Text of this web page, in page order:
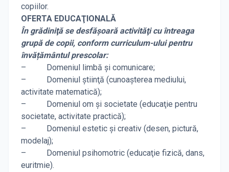
copiilor.
OFERTA EDUCAŢIONALĂ
În grădiniţă se desfăşoară activităţi cu întreaga
grupă de copii, conform curriculum-ului pentru
învățământul prescolar:
– Domeniul limbă şi comunicare;
– Domeniul ştiinţă (cunoaşterea mediului,
activitate matematică);
– Domeniul om şi societate (educaţie pentru
societate, activitate practică);
– Domeniul estetic şi creativ (desen, pictură,
modelaj);
– Domeniul psihomotric (educaţie fizică, dans,
euritmie).